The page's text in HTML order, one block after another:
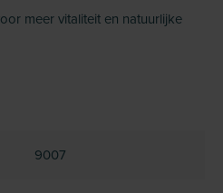
meer vitaliteit en natuurlijke
9007